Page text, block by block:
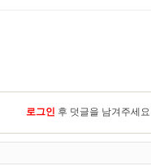
로그인 후 덧글을 남겨주세요